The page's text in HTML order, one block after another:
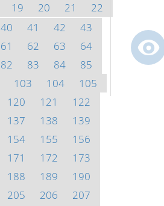
19 20 21
22
40 41 42
43
61 62 63
64
82 83 84
85
103 104
105
120 121
122
137 138
139
154 155
156
171 172
173
188 189
190
205 206
207